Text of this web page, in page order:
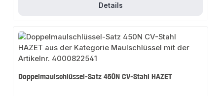
Details
Doppelmaulschlüssel-Satz 450N CV-Stahl HAZET